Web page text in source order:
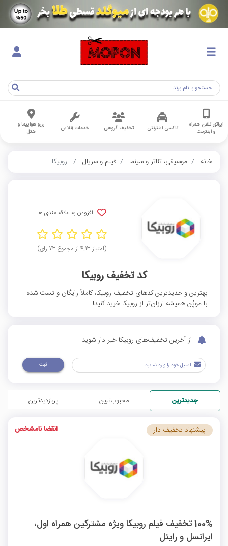
اپراتور تلفن همراه
و اینترنت
تاکسی اینترنتی تخفیف گروهی خدمات آنلاین
رزرو هواپیما و
هتل
خانه موسیقی، تئاتر و سینما فیلم و سریال روبیکا
افزودن به علاقه مندی ها
(امتیاز ۴.۱۳ از مجموع ۷۳ رای)
کد تخفیف روبیکا
بهترین و جدیدترین کد‌های تخفیف روبیکا، کاملاً رایگان و تست شده.
با موپُن همیشه ارزان‌تر از روبیکا خرید کنید!
از آخرین تخفیف‌های روبیکا خبر دار شوید
ثبت
جدیدترین محبوب‌ترین پربازدیدترین
100% تخفیف فیلم روبیکا ویژه مشترکین همراه اول،
ایرانسل و رایتل
پیشنهاد تخفیف دار انقضا نامشخص